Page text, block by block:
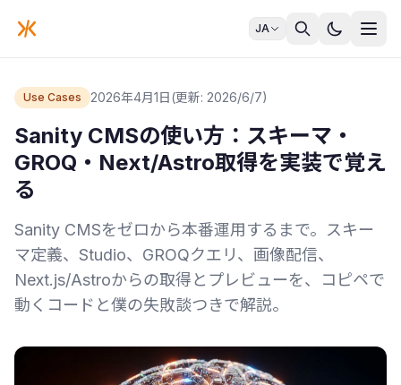
JA
Use Cases 2026年4月1日(更新: 2026/6/7)
Sanity CMSの使い方：スキーマ・
GROQ・Next/Astro取得を実装で覚え
る
Sanity CMSをゼロから本番運用するまで。スキー
マ定義、Studio、GROQクエリ、画像配信、
Next.js/Astroからの取得とプレビューを、コピペで
動くコードと僕の失敗談つきで解説。